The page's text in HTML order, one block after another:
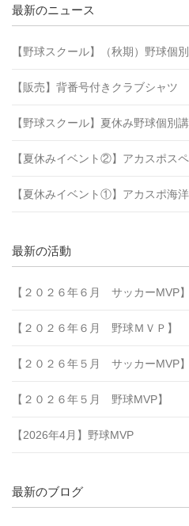
最新のニュース
【野球スクール】（秋期）野球個
【販売】背番号付きクラブシャツ
【野球スクール】夏休み野球個別
【夏休みイベント②】アカスポス
【夏休みイベント①】アカスポ海
最新の活動
【２０２６年６月 サッカーMVP】
【２０２６年６月 野球ＭＶＰ】
【２０２６年５月 サッカーMVP】
【２０２６年５月 野球MVP】
【2026年4月】野球MVP
最新のブログ